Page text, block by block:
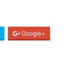
Google+